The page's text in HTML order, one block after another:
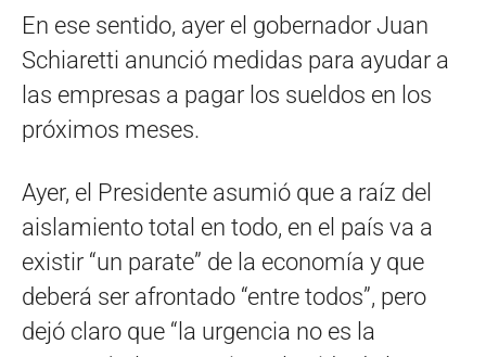
En ese sentido, ayer el gobernador Juan
Schiaretti anunció medidas para ayudar a
las empresas a pagar los sueldos en los
próximos meses.
Ayer, el Presidente asumió que a raíz del
aislamiento total en todo, en el país va a
existir “un parate” de la economía y que
deberá ser afrontado “entre todos”, pero
dejó claro que “la urgencia no es la